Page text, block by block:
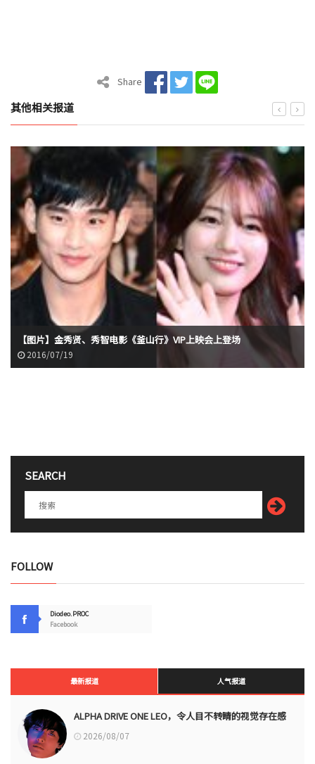
Share
其他相关报道
【图片】金秀贤、秀智电影《釜山行》VIP上映会上登场
2016/07/19
SEARCH
FOLLOW
Diodeo.PROC
Facebook
最新报道 人气报道
ALPHA DRIVE ONE LEO，令人目不转睛的视觉存在感
2026/08/07